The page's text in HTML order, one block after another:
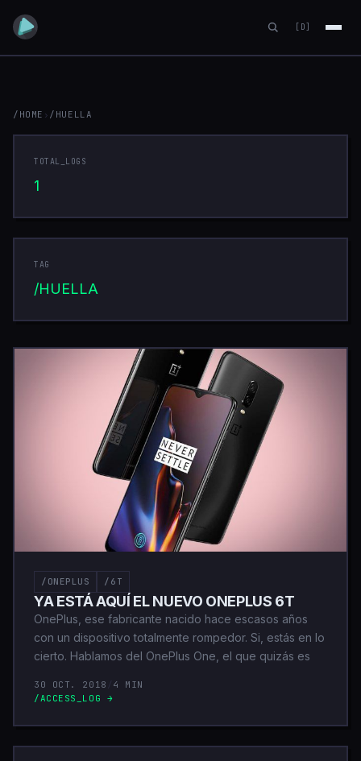
[D]
/HOME › /HUELLA
TOTAL_LOGS
1
TAG
/HUELLA
/ONEPLUS /6T
YA ESTÁ AQUÍ EL NUEVO ONEPLUS 6T
OnePlus, ese fabricante nacido hace escasos años
con un dispositivo totalmente rompedor. Si, estás en lo
cierto. Hablamos del OnePlus One, el que quizás es
30 OCT. 2018
4 MIN
/ACCESS_LOG →